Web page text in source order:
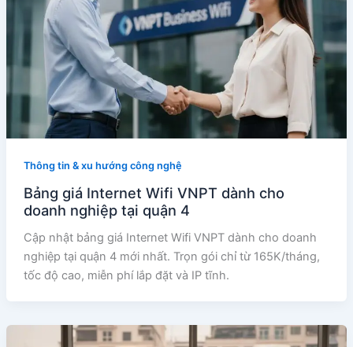
Thông tin & xu hướng công nghệ
Bảng giá Internet Wifi VNPT dành cho
doanh nghiệp tại quận 4
Cập nhật bảng giá Internet Wifi VNPT dành cho doanh
nghiệp tại quận 4 mới nhất. Trọn gói chỉ từ 165K/tháng,
tốc độ cao, miễn phí lắp đặt và IP tĩnh.